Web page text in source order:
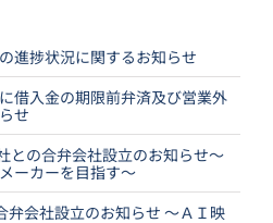
進捗状況に関するお知らせ
借入金の期限前弁済及び営業外
せ
との合弁会社設立のお知らせ～
ーカーを目指す～
弁会社設立のお知らせ ～ＡＩ映